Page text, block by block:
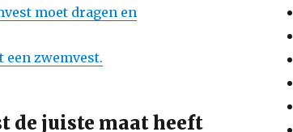
moet dragen en
zwemvest.
de juiste maat heeft